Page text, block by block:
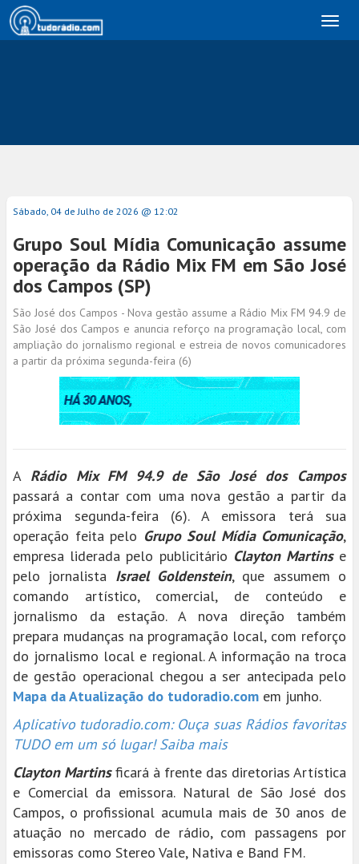
Sábado, 04 de Julho de 2026 @ 12:02
Grupo Soul Mídia Comunicação assume
operação da Rádio Mix FM em São José
dos Campos (SP)
São José dos Campos - Nova gestão assume a Rádio Mix FM 94.9 de
São José dos Campos e anuncia reforço na programação local, com
ampliação do jornalismo regional e estreia de novos comunicadores
a partir da próxima segunda-feira (6)
A Rádio Mix FM 94.9 de São José dos Campos
passará a contar com uma nova gestão a partir da
próxima segunda-feira (6). A emissora terá sua
operação feita pelo Grupo Soul Mídia Comunicação,
empresa liderada pelo publicitário Clayton Martinse
pelo jornalista Israel Goldenstein, que assumem o
comando artístico, comercial, de conteúdo e
jornalismo da estação. A nova direção também
prepara mudanças na programação local, com reforço
do jornalismo local e regional. A informação na troca
de gestão operacional chegou a ser antecipada pelo
Mapa da Atualização do tudoradio.com em junho.
Aplicativo tudoradio.com: Ouça suas Rádios favoritas
TUDO em um só lugar! Saiba mais
Clayton Martinsficará à frente das diretorias Artística
e Comercial da emissora. Natural de São José dos
Campos, o profissional acumula mais de 30 anos de
atuação no mercado de rádio, com passagens por
emissoras como Stereo Vale, Nativa e Band FM.